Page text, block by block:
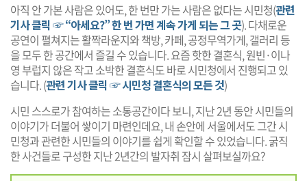
아직 안 가본 사람은 있어도, 한 번만 가는 사람은 없다는 시민청(관련
기사 클릭 ☞ “아세요?” 한 번 가면 계속 가게 되는 그 곳). 다채로운
공연이 펼쳐지는 활짝라운지와 책방, 카페, 공정무역가게, 갤러리 등
을 모두 한 공간에서 즐길 수 있습니다. 요즘 핫한 결혼식, 원빈·이나
영 부럽지 않은 작고 소박한 결혼식도 바로 시민청에서 진행되고 있
습니다. (관련 기사 클릭 ☞ 시민청 결혼식의 모든 것)
시민 스스로가 참여하는 소통공간이다 보니, 지난 2년 동안 시민들의
이야기가 더불어 쌓이기 마련인데요, 내 손안에 서울에서도 그간 시
민청과 관련한 시민들의 이야기를 쉽게 확인할 수 있었습니다. 굵직
한 사건들로 구성한 지난 2년간의 발자취 잠시 살펴보실까요?